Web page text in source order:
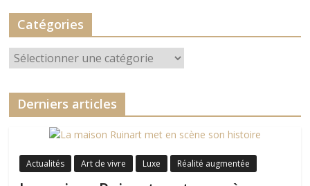
Catégories
Catégories
Derniers articles
Actualités Art de vivre Luxe Réalité augmentée